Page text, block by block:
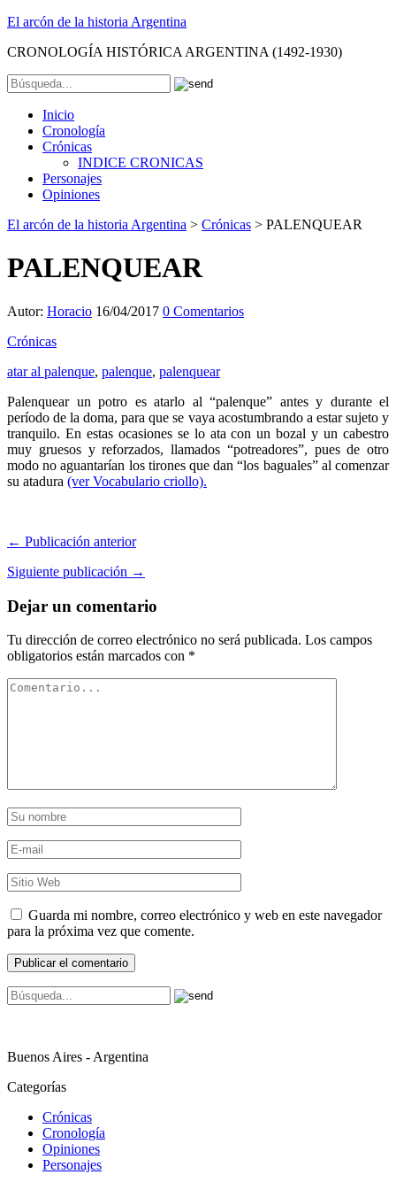
El arcón de la historia Argentina
CRONOLOGÍA HISTÓRICA ARGENTINA (1492-1930)
Inicio
Cronología
Crónicas
INDICE CRONICAS
Personajes
Opiniones
El arcón de la historia Argentina > Crónicas > PALENQUEAR
PALENQUEAR
Autor: Horacio 16/04/2017 0 Comentarios
Crónicas
atar al palenque, palenque, palenquear
Palenquear un potro es atarlo al “palenque” antes y durante el
período de la doma, para que se vaya acostumbrando a estar sujeto y
tranquilo. En estas ocasiones se lo ata con un bozal y un cabestro
muy gruesos y reforzados, llamados “potreadores”, pues de otro
modo no aguantarían los tirones que dan “los baguales” al comenzar
su atadura (ver Vocabulario criollo).
← Publicación anterior
Siguiente publicación →
Dejar un comentario
Tu dirección de correo electrónico no será publicada. Los campos
obligatorios están marcados con *
Guarda mi nombre, correo electrónico y web en este navegador
para la próxima vez que comente.
Buenos Aires - Argentina
Categorías
Crónicas
Cronología
Opiniones
Personajes